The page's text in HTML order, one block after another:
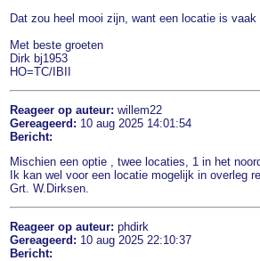
Dat zou heel mooi zijn, want een locatie is
Met beste groeten
Dirk bj1953
HO=TC/IBII
Reageer op auteur: willem22
Gereageerd: 10 aug 2025 14:01:54
Bericht:
Mischien een optie , twee locaties, 1 in het
Ik kan wel voor een locatie mogelijk in overleg
Grt. W.Dirksen.
Reageer op auteur: phdirk
Gereageerd: 10 aug 2025 22:10:37
Bericht: